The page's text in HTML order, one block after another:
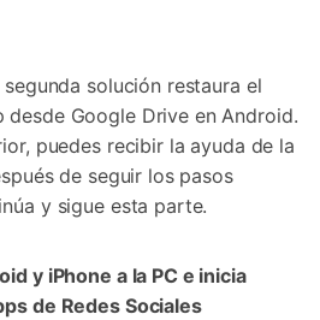
solución restaura el
desde Google Drive en Android.
puedes recibir la ayuda de la
de seguir los pasos
y sigue esta parte.
y iPhone a la PC e inicia
de Redes Sociales